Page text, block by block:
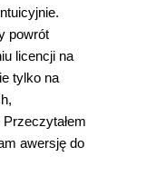
powrót
licencji na
tylko na
awersję do